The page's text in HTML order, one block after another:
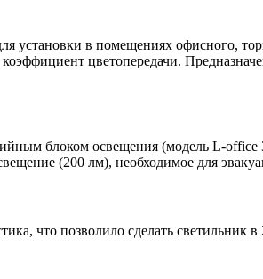
установки в помещениях офисного,
цветопередачи.
блоком освещения (модель L-
(200 лм), необходимое для
что позволило сделать светильник